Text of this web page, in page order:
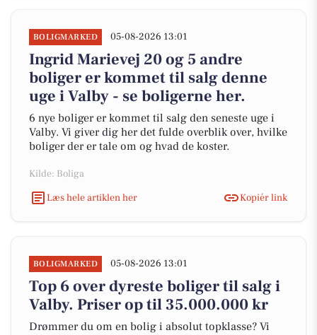
BOLIGMARKED 05-08-2026 13:01
Ingrid Marievej 20 og 5 andre
boliger er kommet til salg denne
uge i Valby - se boligerne her.
6 nye boliger er kommet til salg den seneste uge i
Valby. Vi giver dig her det fulde overblik over, hvilke
boliger der er tale om og hvad de koster.
Kilde: Boliga
Læs hele artiklen her
Kopiér link
BOLIGMARKED 05-08-2026 13:01
Top 6 over dyreste boliger til salg i
Valby. Priser op til 35.000.000 kr
Drømmer du om en bolig i absolut topklasse? Vi